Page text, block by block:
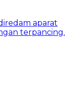
aparat
terpancing.